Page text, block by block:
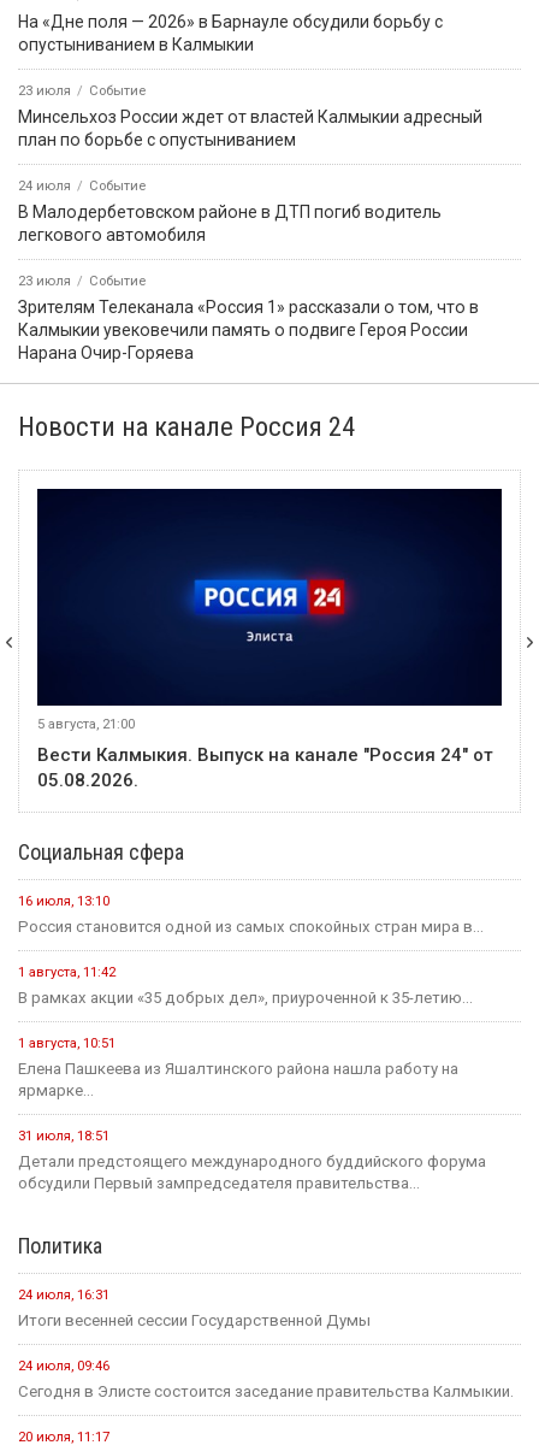
На «Дне поля — 2026» в Барнауле обсудили борьбу с
опустыниванием в Калмыкии
23 июля Событие
Минсельхоз России ждет от властей Калмыкии адресный
план по борьбе с опустыниванием
24 июля Событие
В Малодербетовском районе в ДТП погиб водитель
легкового автомобиля
23 июля Событие
Зрителям Телеканала «Россия 1» рассказали о том, что в
Калмыкии увековечили память о подвиге Героя России
Нарана Очир-Горяева
Новости на канале Россия 24
5 августа, 21:00
Вести Калмыкия. Выпуск на канале "Россия 24" от
05.08.2026.
Социальная сфера
16 июля, 13:10
Россия становится одной из самых спокойных стран мира в...
1 августа, 11:42
В рамках акции «35 добрых дел», приуроченной к 35-летию...
1 августа, 10:51
Елена Пашкеева из Яшалтинского района нашла работу на
ярмарке...
31 июля, 18:51
Детали предстоящего международного буддийского форума
обсудили Первый зампредседателя правительства...
Политика
24 июля, 16:31
Итоги весенней сессии Государственной Думы
24 июля, 09:46
Сегодня в Элисте состоится заседание правительства Калмыкии.
20 июля, 11:17